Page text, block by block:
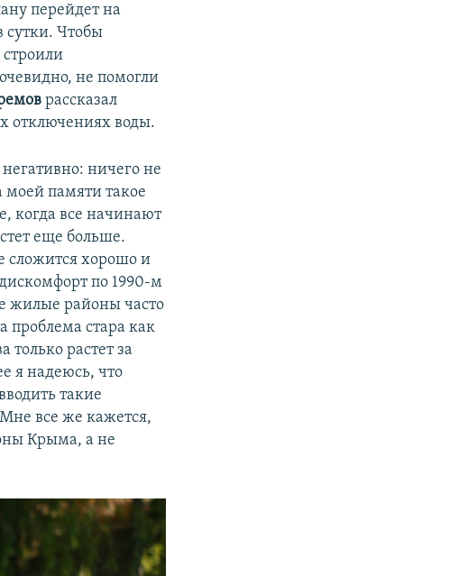
перейдет на
сутки. Чтобы
строили
не помогли
рассказал
отключениях воды.
ничего не
моей памяти такое
когда все начинают
еще больше.
сложится хорошо и
по 1990-м
жилые районы часто
проблема стара как
только растет за
я надеюсь, что
такие
все же кажется,
Крыма, а не